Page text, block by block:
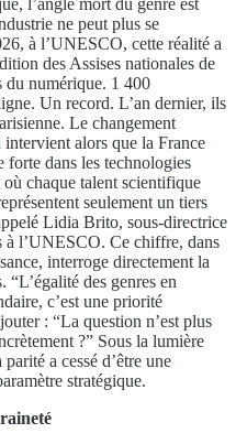
l’angle mort du genre est
ne peut plus se
à l’UNESCO, cette réalité a
des Assises nationales de
du numérique. 1 400
Un record. L’an dernier, ils
Le changement
alors que la France
dans les technologies
chaque talent scientifique
seulement un tiers
Lidia Brito, sous-directrice
à l’UNESCO. Ce chiffre, dans
interroge directement la
des genres en
c’est une priorité
: “La question n’est plus
?” Sous la lumière
a cessé d’être une
stratégique.